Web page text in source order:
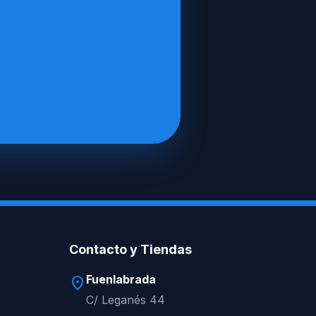
Contacto y Tiendas
location_on Fuenlabrada
C/ Leganés 44